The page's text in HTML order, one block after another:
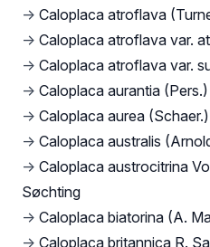
→ Caloplaca atroflava
→ Caloplaca atroflava var.
→ Caloplaca atroflava var.
→ Caloplaca aurantia
→ Caloplaca aurea
→ Caloplaca australis
→ Caloplaca austrocitrina
Søchting
→ Caloplaca biatorina (A.
→ Caloplaca britannica R.